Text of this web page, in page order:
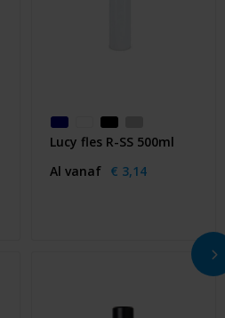
Lucy fles R-SS 500ml
Al vanaf € 3,14